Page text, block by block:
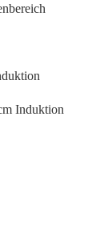
Induktion